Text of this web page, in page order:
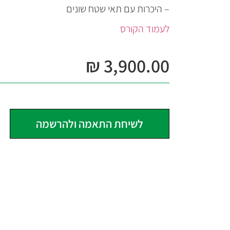
– היכרות עם תאי שטח שונים
לעמוד הקורס
₪3,900.00
לשיחת התאמה ולהרשמה